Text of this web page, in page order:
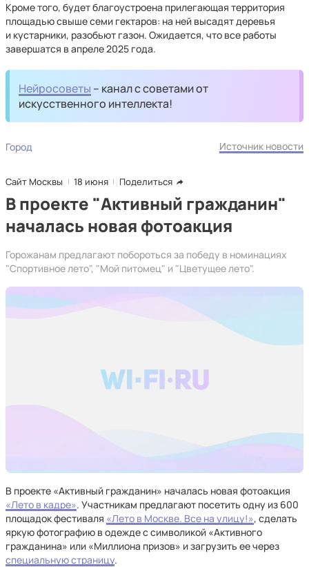
Кроме того, будет благоустроена прилегающая территория
площадью свыше семи гектаров: на ней высадят деревья
и кустарники, разобьют газон. Ожидается, что все работы
завершатся в апреле 2025 года.
Нейросоветы – канал с советами от
искусственного интеллекта!
Город Источник новости
Сайт Москвы 18 июня Поделиться
В проекте "Активный гражданин"
началась новая фотоакция
Горожанам предлагают побороться за победу в номинациях
"Спортивное лето", "Мой питомец" и "Цветущее лето".
В проекте «Активный гражданин» началась новая фотоакция
«Лето в кадре». Участникам предлагают посетить одну из 600
площадок фестиваля «Лето в Москве. Все на улицу!», сделать
яркую фотографию в одежде с символикой «Активного
гражданина» или «Миллиона призов» и загрузить ее через
специальную страницу.